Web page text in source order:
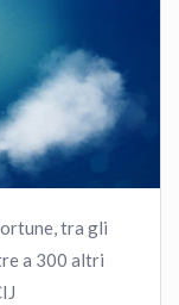
tra gli
a 300 altri